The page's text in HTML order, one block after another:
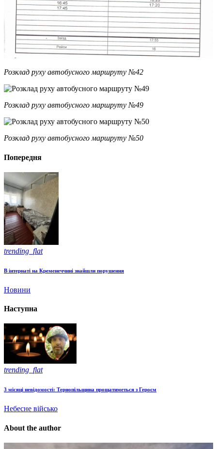
Розклад руху автобусного маршруту №42
Розклад руху автобусного маршруту №49
Розклад руху автобусного маршруту №50
Попередня
trending_flat
В інтернаті на Кременеччині знайшли порушення
Новини
Наступна
trending_flat
3 місяці невідомості: Тернопільщина прощатиметься з Героєм
Небесне військо
About the author